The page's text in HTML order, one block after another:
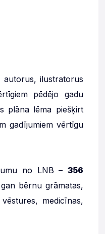
autorus, ilustratorus
pēdējo gadu
plāna lēma piešķirt
gadījumiem vērtīgu
no LNB – 356
bērnu grāmatas,
medicīnas,